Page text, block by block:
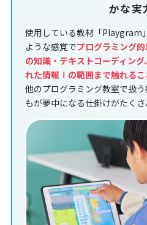
かな実
使用している教材「Playgram
ような感覚でプログラミング
の知識・テキストコーディン
れた情報Ⅰの範囲まで触れるこ
他のプログラミング教室で扱
もが夢中になる仕掛けがたくさ